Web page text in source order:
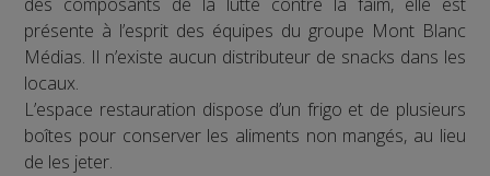
des composants de la lutte contre la faim, elle est
présente à l’esprit des équipes du groupe Mont Blanc
Médias. Il n’existe aucun distributeur de snacks dans les
locaux.
L’espace restauration dispose d’un frigo et de plusieurs
boîtes pour conserver les aliments non mangés, au lieu
de les jeter.